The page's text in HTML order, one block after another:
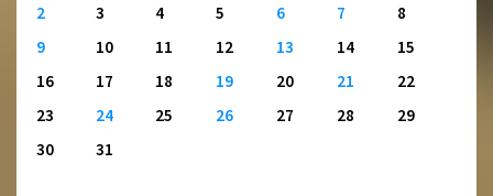
2
3 4 5 6 7
8
9
10 11 12 13 14
15
16
17 18 19 20 21
22
23
24 25 26 27 28
29
30
31